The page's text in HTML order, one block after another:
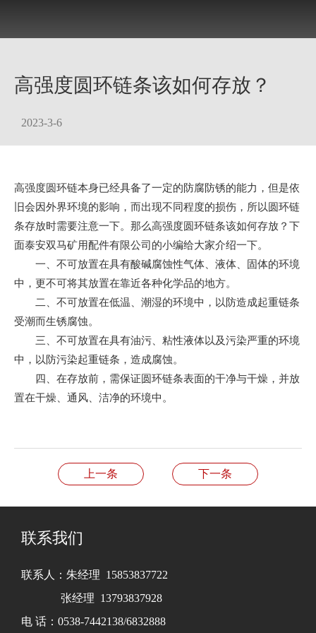
高强度圆环链条该如何存放？
2023-3-6
高强度圆环链本身已经具备了一定的防腐防锈的能力，但是依
旧会因外界环境的影响，而出现不同程度的损伤，所以圆环链
条存放时需要注意一下。那么高强度圆环链条该如何存放？下
面泰安双马矿用配件有限公司的小编给大家介绍一下。
一、不可放置在具有酸碱腐蚀性气体、液体、固体的环境
中，更不可将其放置在靠近各种化学品的地方。
二、不可放置在低温、潮湿的环境中，以防造成起重链条
受潮而生锈腐蚀。
三、不可放置在具有油污、粘性液体以及污染严重的环境
中，以防污染起重链条，造成腐蚀。
四、在存放前，需保证圆环链条表面的干净与干燥，并放
置在干燥、通风、洁净的环境中。
上一条 下一条
联系我们
联系人：朱经理 15853837722
张经理 13793837928
电 话：0538-7442138/6832888